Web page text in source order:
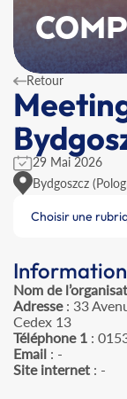
Retour
29 Mai 2026
Bydgoszcz
Choisir une
Nom de
Adresse: 33
Cedex 13
Téléphone 1 :
Email : -
Site internet : -